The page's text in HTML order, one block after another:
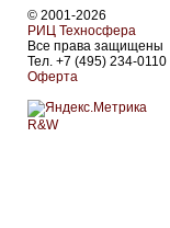
© 2001-2026
РИЦ Техносфера
Все права защищены
Тел. +7 (495) 234-0110
Оферта
R&W